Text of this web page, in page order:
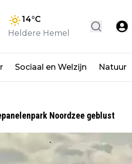
14°C
Heldere Hemel
Sociaal en Welzijn Natuur
Noordzee geblust